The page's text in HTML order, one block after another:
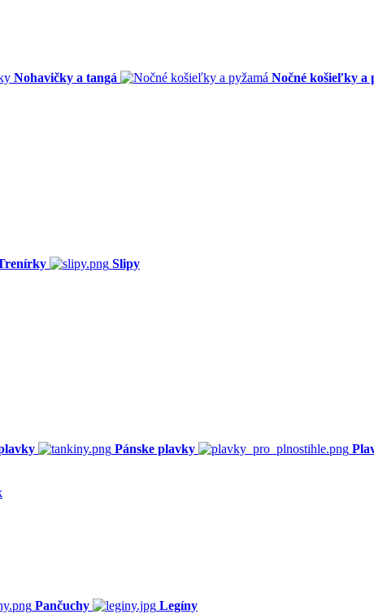
Nohavičky a tangá
Nočné košieľky a
Slipy
Pánske plavky
Pančuchy
Legíny